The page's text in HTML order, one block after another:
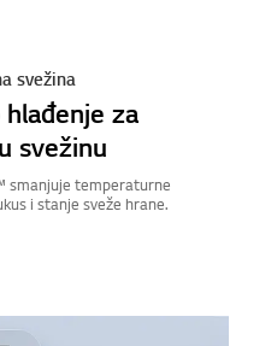
svežina
za
svežinu
smanjuje temperaturne
i stanje sveže hrane.